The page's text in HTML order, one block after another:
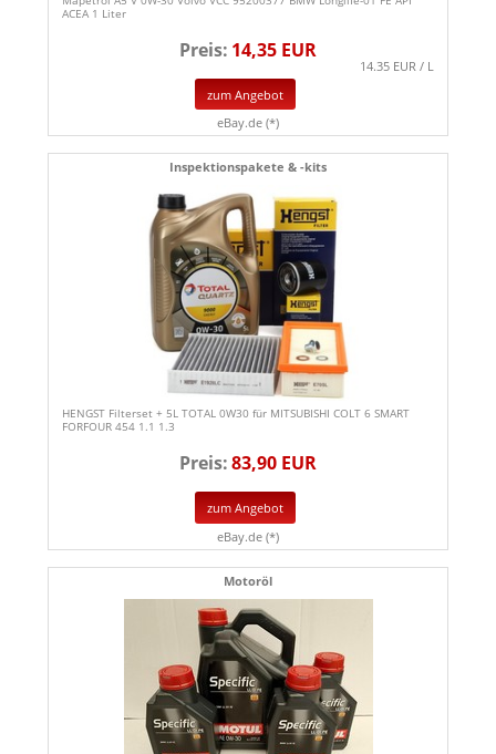
ACEA 1 Liter
Preis: 14,35 EUR
14.35 EUR / L
zum Angebot
eBay.de (*)
Inspektionspakete & -kits
HENGST Filterset + 5L TOTAL 0W30 für MITSUBISHI COLT 6 SMART
FORFOUR 454 1.1 1.3
Preis:83,90 EUR
zum Angebot
eBay.de (*)
Motoröl